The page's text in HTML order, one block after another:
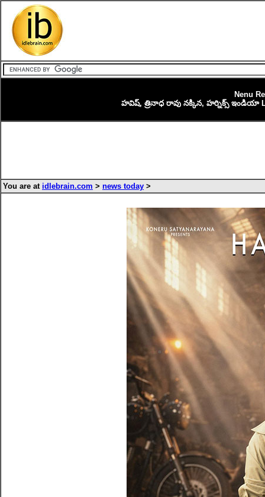
Nenu
హవిష్, త్రినాధ రావు నక్కిన, హర్నిక్స్ ఇండియా
You are at idlebrain.com > news today >